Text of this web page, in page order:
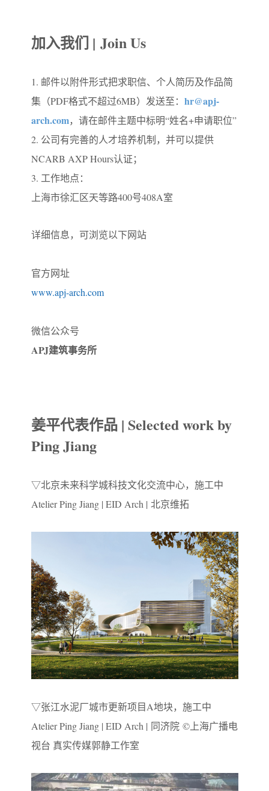
加入我们 | Join Us
1. 邮件以附件形式把求职信、个人简历及作品简
集（PDF格式不超过6MB）发送至： hr@apj-
arch.com，请在邮件主题中标明“姓名+申请职位”
2. 公司有完善的人才培养机制，并可以提供
NCARB AXP Hours认证；
3. 工作地点：
上海市徐汇区天等路400号408A室
详细信息， 可浏览以下网站
官方网址
www.apj-arch.com
微信公众号
APJ建筑事务所
姜平代表作品 | Selected work by
Ping Jiang
▽北京未来科学城科技文化交流中心，施工中
Atelier Ping Jiang | EID Arch | 北京维拓
▽张江水泥厂城市更新项目A地块，施工中
Atelier Ping Jiang | EID Arch | 同济院 ©上海广播电
视台 真实传媒郭静工作室